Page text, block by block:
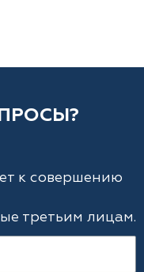
к совершению
третьим лицам.